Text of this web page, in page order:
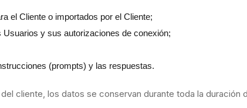
el Cliente o importados por el Cliente;
Usuarios y sus autorizaciones de conexión;
(prompts) y las respuestas.
cliente, los datos se conservan durante toda la duración